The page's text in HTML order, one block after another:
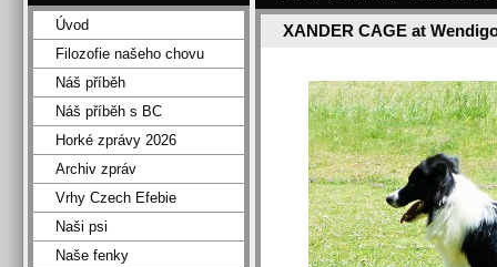
XANDER CAGE at
Úvod
Filozofie našeho chovu
Náš příběh
Náš příběh s BC
Horké zprávy 2026
Archiv zpráv
Vrhy Czech Efebie
Naši psi
Naše fenky